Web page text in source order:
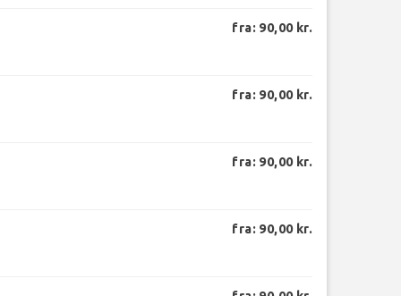
fra: 90,00 kr.
fra: 90,00 kr.
fra: 90,00 kr.
fra: 90,00 kr.